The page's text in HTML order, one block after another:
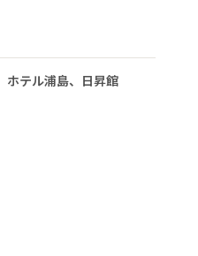
テル浦島、日昇館